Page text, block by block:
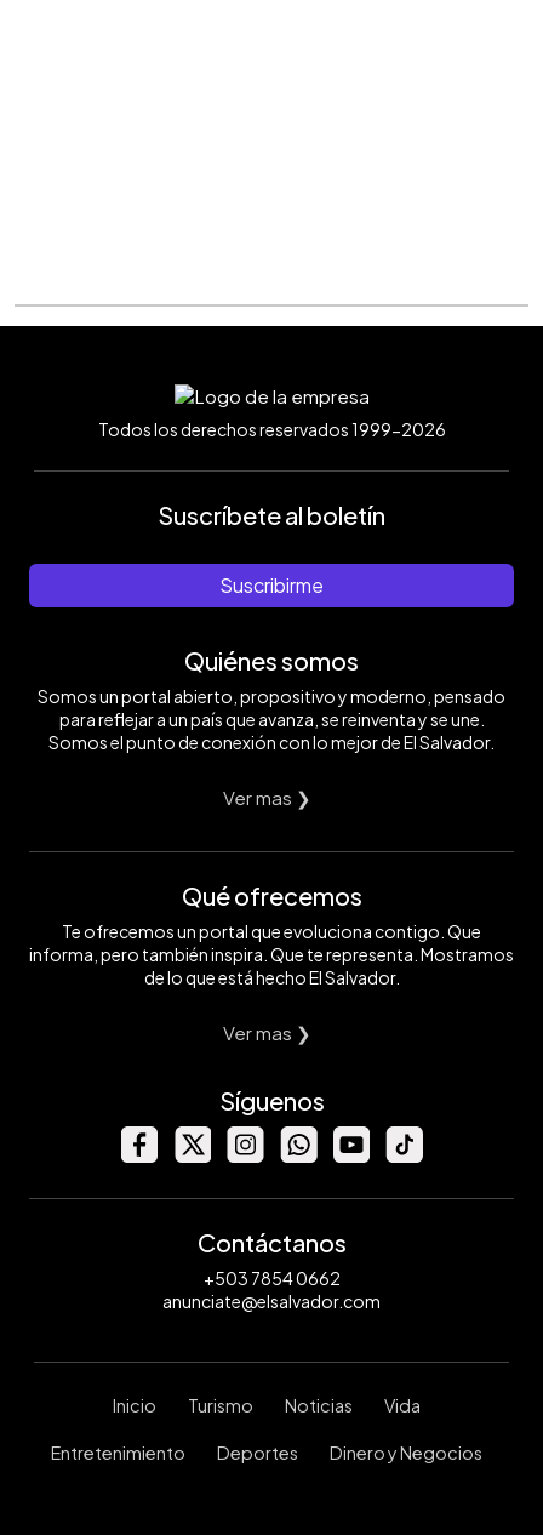
Todos los derechos reservados 1999-2026
Suscríbete al boletín
Suscribirme
Quiénes somos
Somos un portal abierto, propositivo y moderno, pensado
para reflejar a un país que avanza, se reinventa y se une.
Somos el punto de conexión con lo mejor de El Salvador.
Ver mas ❯
Qué ofrecemos
Te ofrecemos un portal que evoluciona contigo. Que
informa, pero también inspira. Que te representa. Mostramos
de lo que está hecho El Salvador.
Ver mas ❯
Síguenos
Contáctanos
+503 7854 0662
anunciate@elsalvador.com
Inicio Turismo Noticias Vida
Entretenimiento Deportes Dinero y Negocios